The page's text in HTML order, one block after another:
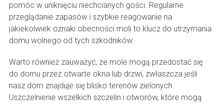
pomóc w uniknięciu niechcianych gości. Regularne
przeglądanie zapasów i szybkie reagowanie na
jakiekolwiek oznaki obecności moli to klucz do utrzymania
domu wolnego od tych szkodników.
Warto również zauważyć, że mole mogą przedostać się
do domu przez otwarte okna lub drzwi, zwłaszcza jeśli
nasz dom znajduje się blisko terenów zielonych.
Uszczelnienie wszelkich szczelin i otworów, które mogą